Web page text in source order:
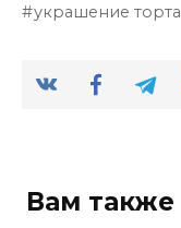
украшение торта
Вам также